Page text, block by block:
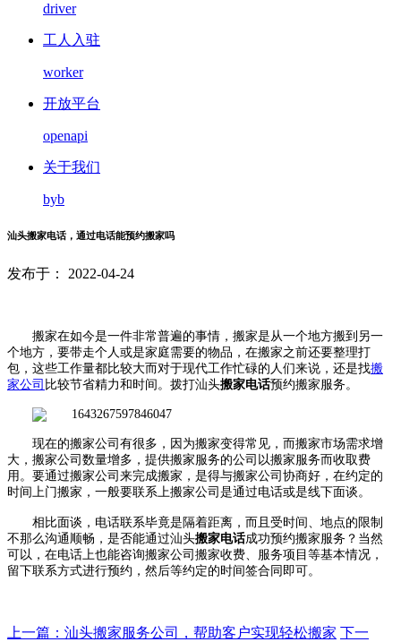
driver
工人入驻
worker
开放平台
openapi
关于我们
byb
汕头搬家电话，通过电话能预约搬家吗
发布于： 2022-04-24
搬家在如今是一件非常普遍的事情，搬家是从一个地方搬到另一
个地方，要带走个人或是家庭需要的物品，在搬家之前还要整理打
包，这些工作量都比较大而对于现代工作忙碌的人们来说，还是找搬
家公司 比较节省精力和时间。拨打汕头搬家电话预约搬家服务。
现在的搬家公司有很多，因为搬家变得常见，而搬家市场需求增
大，搬家公司数量增多，提供搬家服务的公司以搬家服务而收取费
用。要通过搬家公司来完成搬家，是得与搬家公司协商好，在约定的
时间上门搬家，一般要联系上搬家公司是通过电话或是线下面谈。
相比面谈，电话联系毕竟是隔着距离，而且受时间、地点的限制
不那么沟通顺畅，是否能通过汕头搬家电话成功预约搬家服务？当然
可以，在电话上也能咨询搬家公司搬家收费、服务项目等基本情况，
留下联系方式进行预约，然后等约定的时间签合同即可。
上一篇：汕头搬家服务公司，帮助客户实现轻松搬家 下一